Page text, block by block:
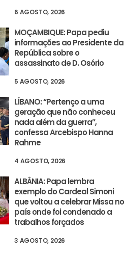
6 AGOSTO, 2026
MOÇAMBIQUE: Papa pediu
informações ao Presidente da
República sobre o
assassinato de D. Osório
5 AGOSTO, 2026
LÍBANO: “Pertenço a uma
geração que não conheceu
nada além da guerra”,
confessa Arcebispo Hanna
Rahme
4 AGOSTO, 2026
ALBÂNIA: Papa lembra
exemplo do Cardeal Simoni
que voltou a celebrar Missa no
país onde foi condenado a
trabalhos forçados
3 AGOSTO, 2026